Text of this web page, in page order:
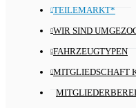
TEILEMARKT*
WIR SIND
FAHRZEUGTYPEN
MITGLIEDSCHAFT